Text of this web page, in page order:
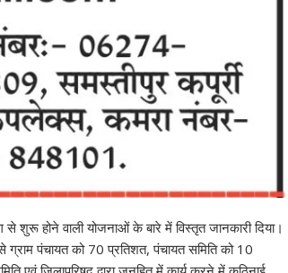
शुरू होने वाली योजनाओं के बारे में विस्तृत जानकारी दिया।
पंचायत को 70 प्रतिशत, पंचायत समिति को 10